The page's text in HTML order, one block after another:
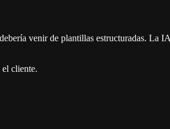
venir de plantillas estructuradas. La
cliente.